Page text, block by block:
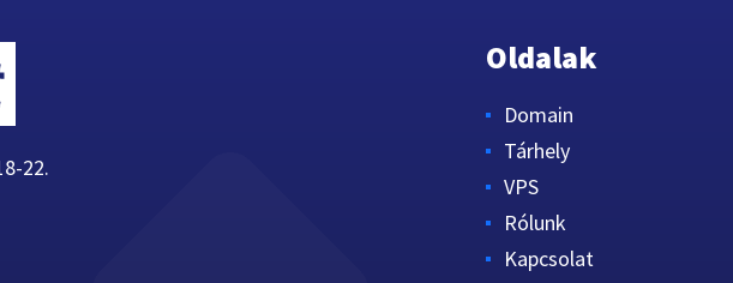
22.
Oldalak
Domain
Tárhely
VPS
Rólunk
Kapcsolat